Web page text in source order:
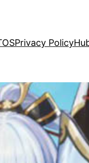
Privacy Policy